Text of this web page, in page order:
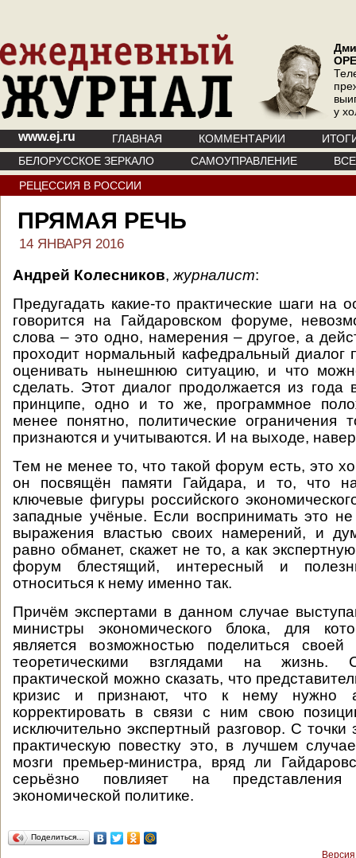
у
www.ej.ru ГЛАВНАЯ КОММЕНТАРИИ
БЕЛОРУССКОЕ ЗЕРКАЛО
САМОУПРАВЛЕНИЕ
РЕЦЕССИЯ В РОССИИ
ПРЯМАЯ РЕЧЬ
14 ЯНВАРЯ 2016
Андрей Колесников, журналист:
Предугадать какие-то практические шаги на
говорится на Гайдаровском форуме,
слова – это одно, намерения – другое, а
проходит нормальный кафедральный диалог
оценивать нынешнюю ситуацию, и что
сделать. Этот диалог продолжается из года
принципе, одно и то же, программное
менее понятно, политические ограничения
признаются и учитываются. И на выходе,
Тем не менее то, что такой форум есть, это
он посвящён памяти Гайдара, и то, что
ключевые фигуры российского
западные учёные. Если воспринимать это
выражения властью своих намерений, и
равно обманет, скажет не то, а как
форум блестящий, интересный и
относиться к нему именно так.
Причём экспертами в данном случае
министры экономического блока, для
является возможностью поделиться
теоретическими взглядами на жизнь.
практической можно сказать, что
кризис и признают, что к нему нужно
корректировать в связи с ним свою
исключительно экспертный разговор. С точки
практическую повестку это, в лучшем
мозги премьер-министра, вряд ли
серьёзно повлияет на
экономической политике.
Поделиться…